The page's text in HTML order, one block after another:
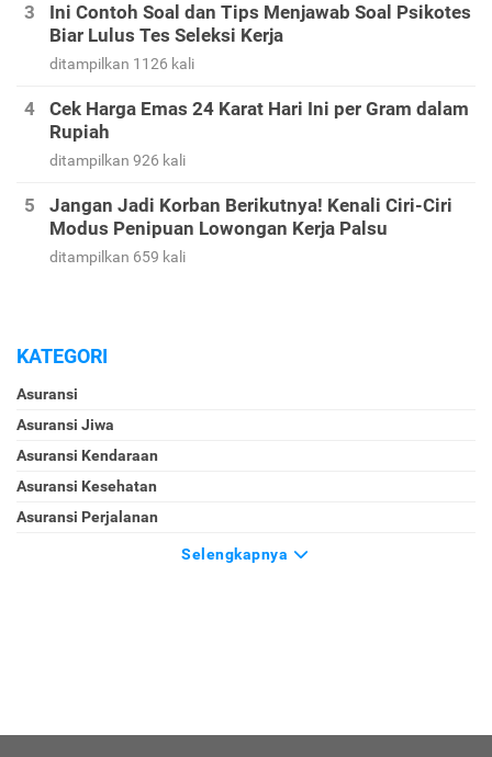
Ini Contoh Soal dan Tips Menjawab Soal Psikotes
Biar Lulus Tes Seleksi Kerja
ditampilkan 1126 kali
Cek Harga Emas 24 Karat Hari Ini per Gram dalam
Rupiah
ditampilkan 926 kali
Jangan Jadi Korban Berikutnya! Kenali Ciri-Ciri
Modus Penipuan Lowongan Kerja Palsu
ditampilkan 659 kali
KATEGORI
Asuransi
Asuransi Jiwa
Asuransi Kendaraan
Asuransi Kesehatan
Asuransi Perjalanan
Selengkapnya